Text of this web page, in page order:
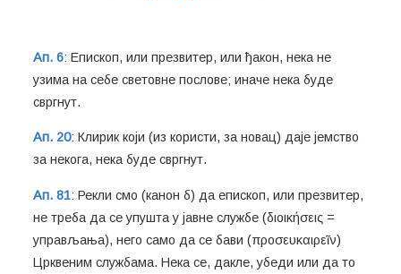
Ап. 6: Епископ, или презвитер, или ђакон, нека не
узима на себе световне послове; иначе нека буде
свргнут.
Ап. 20: Клирик који (из користи, за новац) даје јемство
за некога, нека буде свргнут.
Ап. 81: Рекли смо (канон б) да епископ, или презвитер,
не треба да се упушта у јавне службе (διοικήσεις =
управљања), него само да се бави (προσευκαιρεῖν)
Црквеним службама. Нека се, дакле, убеди или да то